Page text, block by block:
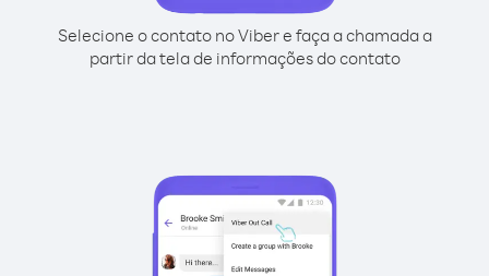
Selecione o contato no Viber e faça a chamada a
partir da tela de informações do contato